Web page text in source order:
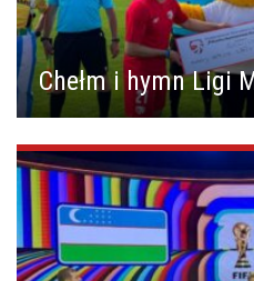
Chełm i hymn Ligi